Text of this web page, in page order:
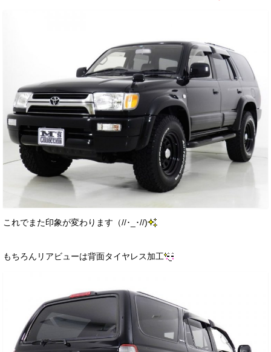
これでまた印象が変わります（//･_･//)
もちろんリアビューは背面タイヤレス加工